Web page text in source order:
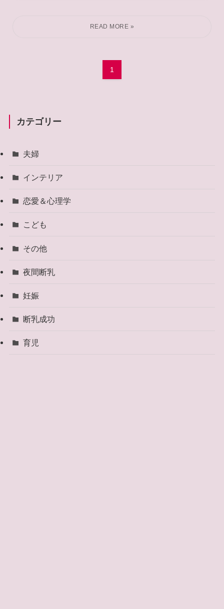
1
カテゴリー
夫婦
インテリア
恋愛＆心理学
こども
その他
夜間断乳
妊娠
断乳成功
育児